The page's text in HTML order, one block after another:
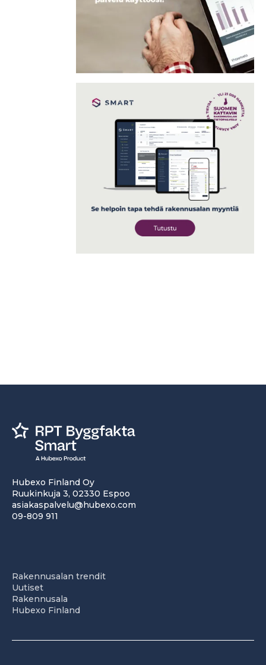
Hubexo Finland Oy
Ruukinkuja 3, 02330 Espoo
asiakaspalvelu@hubexo.com
09-809 911
Rakennusalan trendit
Uutiset
Rakennusala
Hubexo Finland